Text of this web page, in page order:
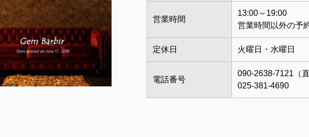
営業時間
13:00～19:00
営業時間以外の予
定休日 火曜日・水曜日
電話番号
090-2638-7121（
025-381-4690